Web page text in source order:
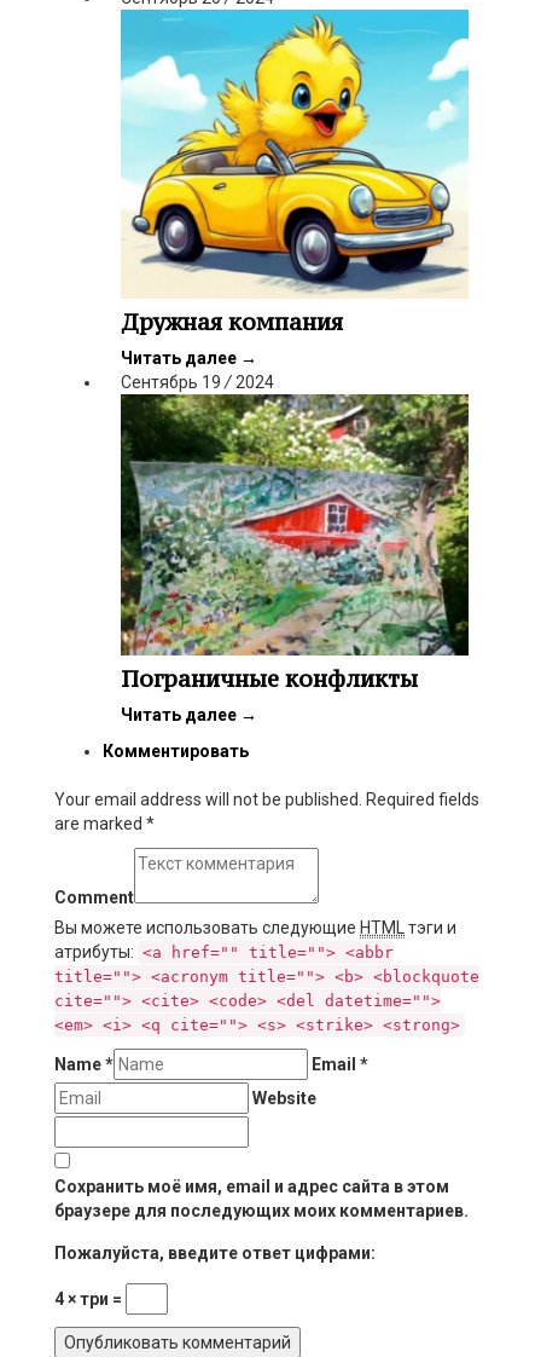
Дружная компания
Читать далее →
Сентябрь 19 / 2024
Пограничные конфликты
Читать далее →
Комментировать
Your email address will not be published. Required fields
are marked *
Comment
Вы можете использовать следующие HTML
тэги и
атрибуты: <a href="" title=""> <abbr
title=""> <acronym title=""> <b> <blockquote
cite=""> <cite> <code> <del datetime="">
<em> <i> <q cite=""> <s> <strike> <strong>
Name* Email *
Website
Сохранить моё имя, email и адрес сайта в этом
браузере для последующих моих комментариев.
Пожалуйста, введите ответ цифрами:
4 × три =